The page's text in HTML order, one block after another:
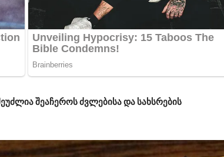
შეაჩეროს ძვლებისა და სახსრების